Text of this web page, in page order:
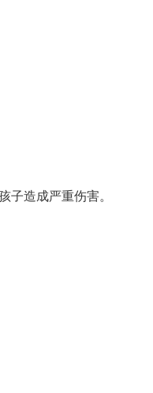
子造成严重伤害。